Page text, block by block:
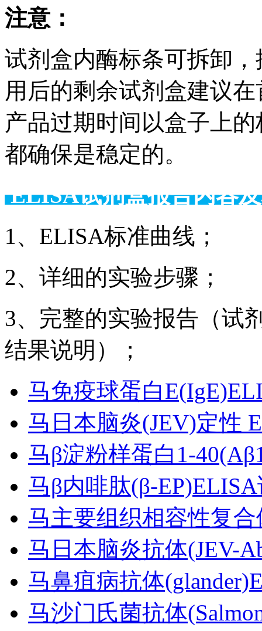
注意：
试剂盒内酶标条可拆卸
用后的剩余试剂盒建议
产品过期时间以盒子上
都确保是稳定的。
ELISA试剂盒报告内
1、ELISA标准曲线；
2、详细的实验步骤；
3、完整的实验报告（试
结果说明）；
马免疫球蛋白
马日本脑炎(JEV)定性
马β淀粉样蛋白1-
马β内啡肽(β-
马主要组织相容性复
马日本脑炎抗体(JEV-
马鼻疽病抗体
马沙门氏菌抗体